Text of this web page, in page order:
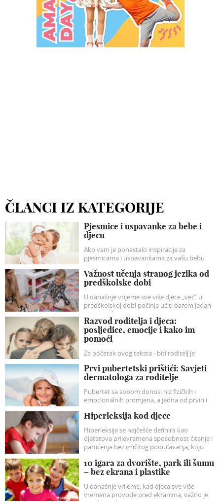
ČLANCI IZ KATEGORIJE
Pjesmice i uspavanke za bebe i
djecu
Ako vam je ponestalo inspiracije za
pjesmicama i uspavankama za vašu bebu
donosimo naše prijedloge koji će sigurno
razveseliti vašu dječicu.
Važnost učenja stranog jezika od
predškolske dobi
U današnje vrijeme sve više djece „već“ u
predškolskoj dobi počinje učiti barem jedan
strani jezik.
Razvod roditelja i djeca:
posljedice, emocije i kako im
pomoći
Za početak ovog teksta - biti roditelj je
nosi (ili bi trebala nositi) puno ljubavi, radosti,
veselja...
Prvi pubertetski prištići: Savjeti
dermatologa za roditelje
Pubertet sa sobom donosi niz fizičkih i
emocionalnih promjena, a jedna od prvih i
najvidljivijih često su – prištići.
Hiperleksija kod djece
Hiperleksija se najčešće definira kao
djetetova prijevremena sposobnost čitanja i
pamćenja bez izričitog podučavanja, koju
razumijevanju te problemi u socijalnim
interakcijama.
10 igara za dvorište, park ili šumu
– bez ekrana i plastike
U današnje vrijeme, kad djeca sve više
vremena provode pred ekranima, važno je